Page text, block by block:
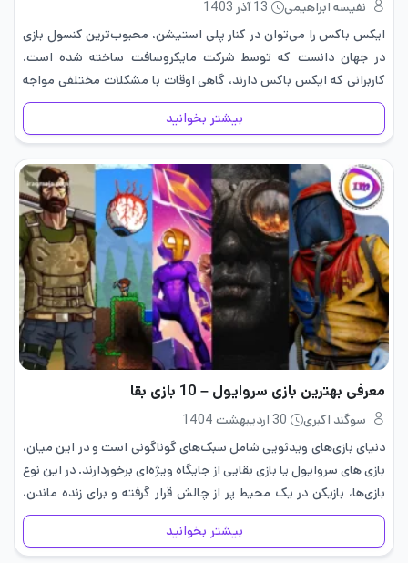
نفیسه ابراهیمی
13 آذر 1403
ایکس باکس را می‌توان در کنار پلی استیشن، محبوب‌ترین کنسول بازی
در جهان دانست که توسط شرکت مایکروسافت ساخته شده است.
کاربرانی که ایکس باکس دارند، گاهی اوقات با مشکلات مختلفی مواجه
می‌شوند و یکی از رایج‌ترین مشکلات، اجرا نشدن…
بیشتر بخوانید
معرفی بهترین بازی سروایول – 10 بازی بقا
سوگند اکبری
30 اردیبهشت 1404
دنیای بازی‌های ویدئویی شامل سبک‌های گوناگونی است و در این میان،
بازی های سروایول یا بازی بقایی از جایگاه ویژه‌ای برخوردارند. در این نوع
بازی‌ها، بازیکن در یک محیط پر از چالش قرار گرفته و برای زنده ماندن،
نیازمند جمع…
بیشتر بخوانید